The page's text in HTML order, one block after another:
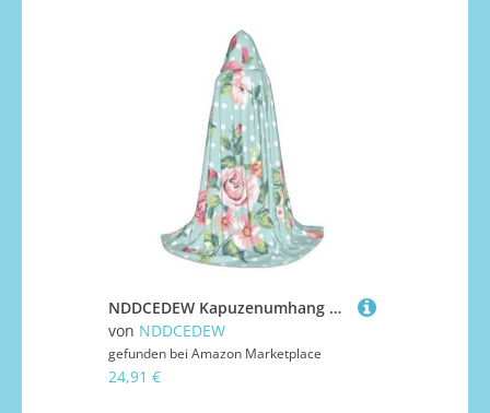
NDDCEDEW Kapuzenumhang mit Rosen-Blumendruck, für Teenager, bodenlanger Kapuzenumhang
von NDDCEDEW
gefunden bei Amazon Marketplace
24,91 €